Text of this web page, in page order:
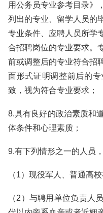
用公务员专业参考目录》
列出的专业、留学人员的
专业条件、应聘人员所学
合招聘岗位的专业要求。
前或调整后的专业符合招
面形式证明调整前后的
致，视为符合专业要求；
8.具有良好的政治素质和
体条件和心理素质；
9.有下列情形之一的人员
（1）现役军人、普通高
（2）与聘用单位负责人